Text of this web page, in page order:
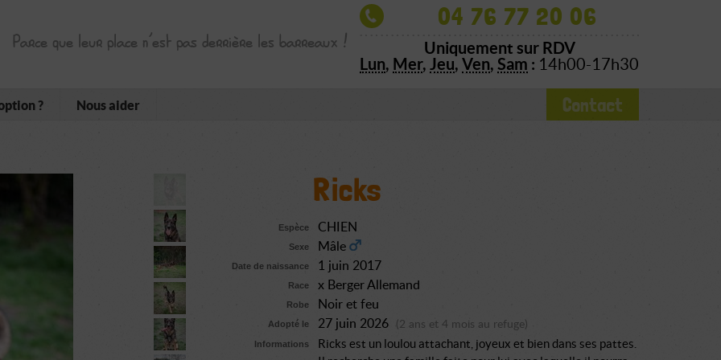
Parce que leur place n’est pas derrière les barreaux !
04 76 77 20 06
Uniquement sur RDV
Lun, Mer, Jeu, Ven, Sam : 14h00-17h30
? Nous aider Contact
Ricks
Espèce CHIEN
Sexe Mâle
Date de naissance 1 juin 2017
Race x Berger Allemand
Robe Noir et feu
Adopté le 27 juin 2026 (2 ans et 4 mois au refuge)
Informations
Ricks est un loulou attachant, joyeux et bien dans ses pattes.